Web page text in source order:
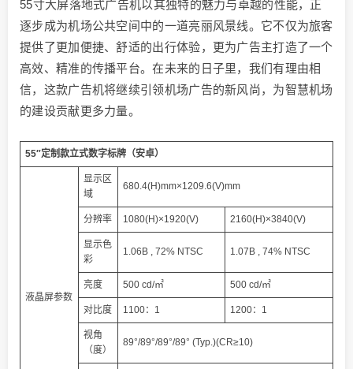
55寸大屏落地式广告机以其独特的魅力与卓越的性能，正
逐步成为机场公共空间中的一道亮丽风景线。它不仅为旅客
提供了更加便捷、舒适的出行体验，更为广告主打造了一个
高效、精准的传播平台。在未来的日子里，我们有理由相
信，这款广告机将继续引领机场广告的新风尚，为智慧机场
的建设贡献更多力量。
55″定制款立式数字标牌（安卓）
液晶屏参数
显示区
域
680.4(H)mm×1209.6(V)mm
分辨率 1080(H)×1920(V) 2160(H)×3840(V)
显示色
彩
1.06B , 72% NTSC 1.07B , 74% NTSC
亮度 500 cd/㎡ 500 cd/㎡
对比度 1100：1 1200：1
视角
（度）
89°/89°/89°/89° (Typ.)(CR≥10)